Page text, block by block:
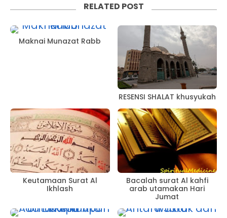
RELATED POST
Maknai Munazat Rabb
RESENSI SHALAT khusyukah
Keutamaan Surat Al
Ikhlash
Bacalah surat Al kahfi
arab utamakan Hari
Jumat